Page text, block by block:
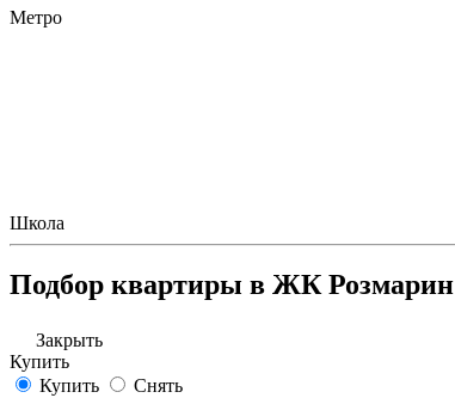
Метро
Школа
Подбор квартиры в ЖК Розмарин
Закрыть
Купить
Купить
Снять